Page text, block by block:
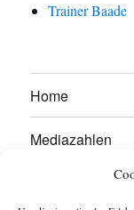
Trainer Baade
Home
Mediazahlen
Werben Sie